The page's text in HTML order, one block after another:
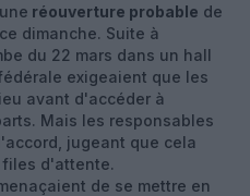
réouverture probable de
dimanche. Suite à
du 22 mars dans un hall
exigeaient que les
avant d'accéder à
Mais les responsables
jugeant que cela
d'attente.
de se mettre en